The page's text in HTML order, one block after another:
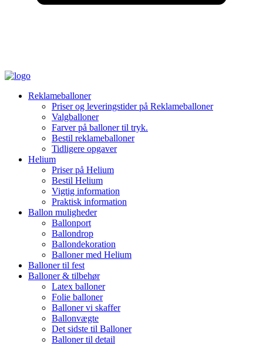
Reklameballoner
Priser og leveringstider på Reklameballoner
Valgballoner
Farver på balloner til tryk.
Bestil reklameballoner
Tidligere opgaver
Helium
Priser på Helium
Bestil Helium
Vigtig information
Praktisk information
Ballon muligheder
Ballonport
Ballondrop
Ballondekoration
Balloner med Helium
Balloner til fest
Balloner & tilbehør
Latex balloner
Folie balloner
Balloner vi skaffer
Ballonvægte
Det sidste til Balloner
Balloner til detail